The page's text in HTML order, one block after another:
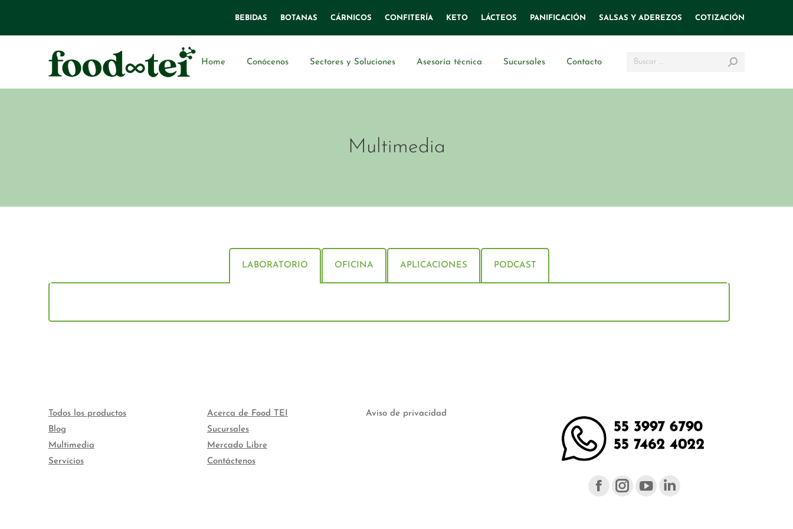
BEBIDAS BOTANAS CÁRNICOS CONFITERÍA KETO LÁCTEOS PANIFICACIÓN SALSAS Y ADEREZOS COTIZACIÓN
Home Conócenos Sectores y Soluciones Asesoría técnica Sucursales Contacto Search:
Multimedia
LABORATORIO OFICINA APLICACIONES PODCAST
Todos los productos
Blog
Multimedia
Servicios
Acerca de Food TEI
Sucursales
Mercado Libre
Contáctenos
Aviso de privacidad
Facebook
Instagram
YouTube
Linkedin